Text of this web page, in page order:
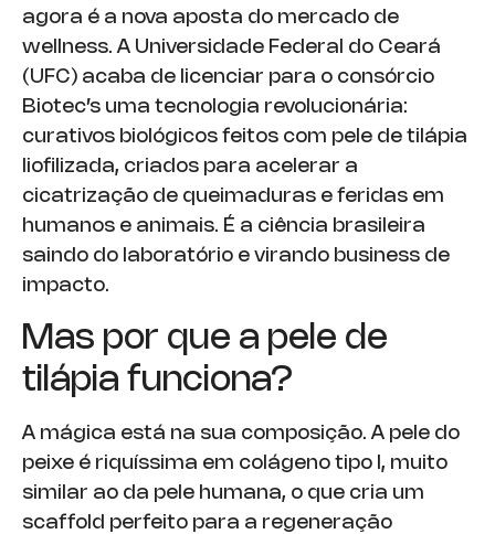
agora é a nova aposta do mercado de
wellness. A Universidade Federal do Ceará
(UFC) acaba de licenciar para o consórcio
Biotec’s uma tecnologia revolucionária:
curativos biológicos feitos com pele de tilápia
liofilizada, criados para acelerar a
cicatrização de queimaduras e feridas em
humanos e animais. É a ciência brasileira
saindo do laboratório e virando business de
impacto.
Mas por que a pele de
tilápia funciona?
A mágica está na sua composição. A pele do
peixe é riquíssima em colágeno tipo I, muito
similar ao da pele humana, o que cria um
scaffold perfeito para a regeneração